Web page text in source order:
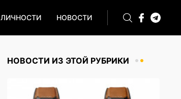
ЛИЧНОСТИ НОВОСТИ
НОВОСТИ ИЗ ЭТОЙ РУБРИКИ